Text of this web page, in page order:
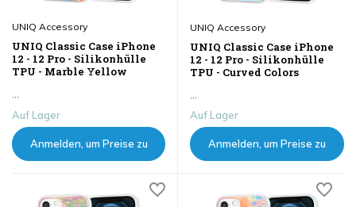
UNIQ Accessory
UNIQ Classic Case iPhone
12 - 12 Pro - Silikonhülle
TPU - Marble Yellow
...
Auf Lager
Anmelden, um Preise zu
UNIQ Accessory
UNIQ Classic Case iPhone
12 - 12 Pro - Silikonhülle
TPU - Curved Colors
...
Auf Lager
Anmelden, um Preise zu